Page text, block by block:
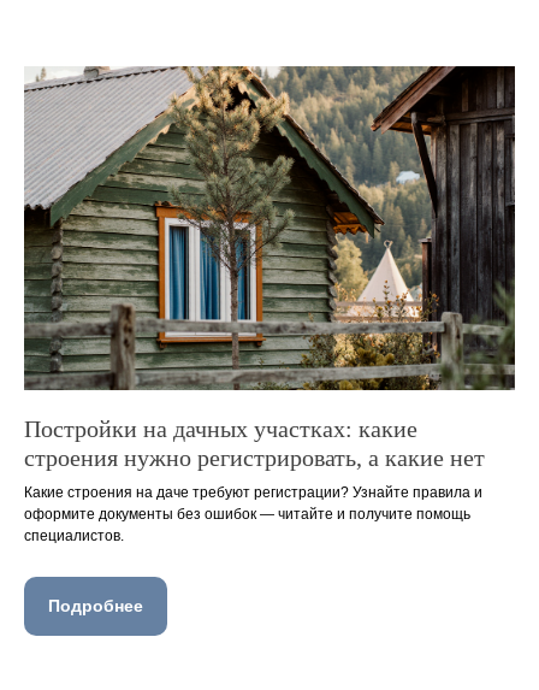
Постройки на дачных участках: какие
строения нужно регистрировать, а какие нет
Какие строения на даче требуют регистрации? Узнайте правила и
оформите документы без ошибок — читайте и получите помощь
специалистов.
Подробнее